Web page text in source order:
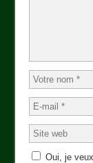
Oui, je